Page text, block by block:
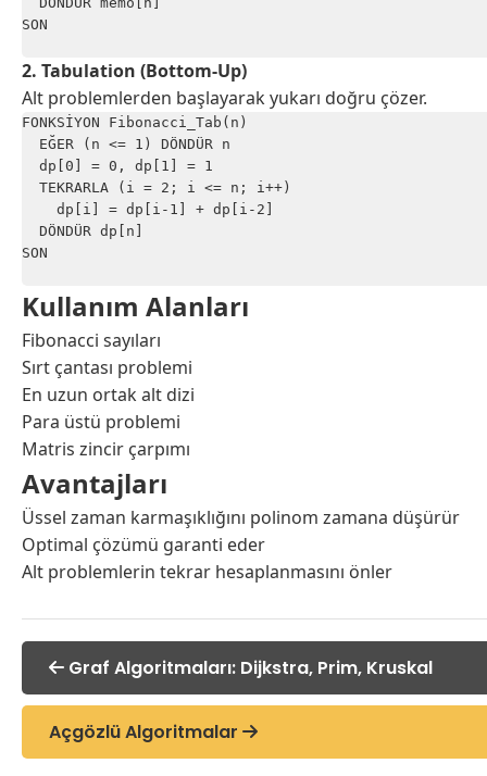
SON
2. Tabulation (Bottom-Up)
Alt problemlerden başlayarak yukarı doğru çözer.
FONKSİYON Fibonacci_Tab(n)
  EĞER (n <= 1) DÖNDÜR n
  dp[0] = 0, dp[1] = 1
  TEKRARLA (i = 2; i <= n; i++)
    dp[i] = dp[i-1] + dp[i-2]
  DÖNDÜR dp[n]
SON
Kullanım Alanları
Fibonacci sayıları
Sırt çantası problemi
En uzun ortak alt dizi
Para üstü problemi
Matris zincir çarpımı
Avantajları
Üssel zaman karmaşıklığını polinom zamana düşürür
Optimal çözümü garanti eder
Alt problemlerin tekrar hesaplanmasını önler
Graf Algoritmaları: Dijkstra, Prim, Kruskal
Açgözlü Algoritmalar